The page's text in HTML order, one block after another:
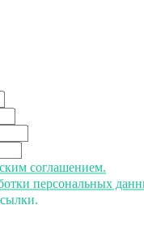
соглашением.
персональных